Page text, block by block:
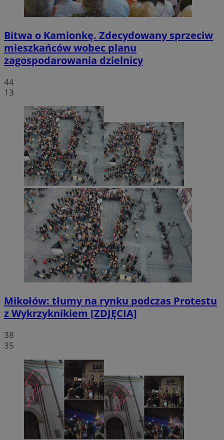
Bitwa o Kamionkę. Zdecydowany sprzeciw
mieszkańców wobec planu
zagospodarowania dzielnicy
44
13
Mikołów: tłumy na rynku podczas Protestu
z Wykrzyknikiem [ZDJĘCIA]
38
35